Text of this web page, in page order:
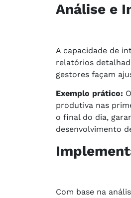
Análise e
A capacidade de
relatórios
gestores façam
Exemplo prático:
produtiva nas
o final do dia,
desenvolvimento
Com base na